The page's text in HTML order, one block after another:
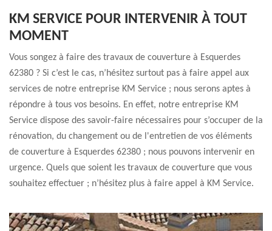
KM SERVICE POUR INTERVENIR À TOUT
MOMENT
Vous songez à faire des travaux de couverture à Esquerdes
62380 ? Si c’est le cas, n’hésitez surtout pas à faire appel aux
services de notre entreprise KM Service ; nous serons aptes à
répondre à tous vos besoins. En effet, notre entreprise KM
Service dispose des savoir-faire nécessaires pour s’occuper de la
rénovation, du changement ou de l'entretien de vos éléments
de couverture à Esquerdes 62380 ; nous pouvons intervenir en
urgence. Quels que soient les travaux de couverture que vous
souhaitez effectuer ; n’hésitez plus à faire appel à KM Service.